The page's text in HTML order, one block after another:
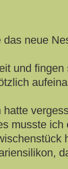
neue
und
musste